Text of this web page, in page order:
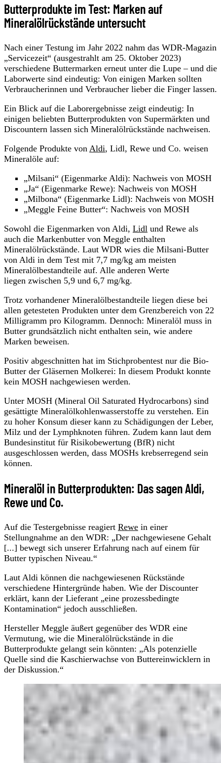
Butterprodukte im Test: Marken auf
Mineralölrückstände untersucht
Nach einer Testung im Jahr 2022 nahm das WDR-Magazin
„Servicezeit“ (ausgestrahlt am 25. Oktober 2023)
verschiedene Buttermarken erneut unter die Lupe – und die
Laborwerte sind eindeutig: Von einigen Marken sollten
Verbraucherinnen und Verbraucher lieber die Finger lassen.
Ein Blick auf die Laborergebnisse zeigt eindeutig: In
einigen beliebten Butterprodukten von Supermärkten und
Discountern lassen sich Mineralölrückstände nachweisen.
Folgende Produkte von Aldi, Lidl, Rewe und Co. weisen
Mineralöle auf:
„Milsani“ (Eigenmarke Aldi): Nachweis von MOSH
„Ja“ (Eigenmarke Rewe): Nachweis von MOSH
„Milbona“ (Eigenmarke Lidl): Nachweis von MOSH
„Meggle Feine Butter“: Nachweis von MOSH
Sowohl die Eigenmarken von Aldi, Lidl und Rewe als
auch die Markenbutter von Meggle enthalten
Mineralölrückstände. Laut WDR wies die Milsani-Butter
von Aldi in dem Test mit 7,7 mg/kg am meisten
Mineralölbestandteile auf. Alle anderen Werte
liegen zwischen 5,9 und 6,7 mg/kg.
Trotz vorhandener Mineralölbestandteile liegen diese bei
allen getesteten Produkten unter dem Grenzbereich von 22
Milligramm pro Kilogramm. Dennoch: Mineralöl muss in
Butter grundsätzlich nicht enthalten sein, wie andere
Marken beweisen.
Positiv abgeschnitten hat im Stichprobentest nur die Bio-
Butter der Gläsernen Molkerei: In diesem Produkt konnte
kein MOSH nachgewiesen werden.
Unter MOSH (Mineral Oil Saturated Hydrocarbons) sind
gesättigte Mineralölkohlenwasserstoffe zu verstehen. Ein
zu hoher Konsum dieser kann zu Schädigungen der Leber,
Milz und der Lymphknoten führen. Zudem kann laut dem
Bundesinstitut für Risikobewertung (BfR) nicht
ausgeschlossen werden, dass MOSHs krebserregend sein
können.
Mineralöl in Butterprodukten: Das sagen Aldi,
Rewe und Co.
Auf die Testergebnisse reagiert Rewe in einer
Stellungnahme an den WDR: „Der nachgewiesene Gehalt
[...] bewegt sich unserer Erfahrung nach auf einem für
Butter typischen Niveau.“
Laut Aldi können die nachgewiesenen Rückstände
verschiedene Hintergründe haben. Wie der Discounter
erklärt, kann der Lieferant „eine prozessbedingte
Kontamination“ jedoch ausschließen.
Hersteller Meggle äußert gegenüber des WDR eine
Vermutung, wie die Mineralölrückstände in die
Butterprodukte gelangt sein könnten: „Als potenzielle
Quelle sind die Kaschierwachse von Buttereinwicklern in
der Diskussion.“